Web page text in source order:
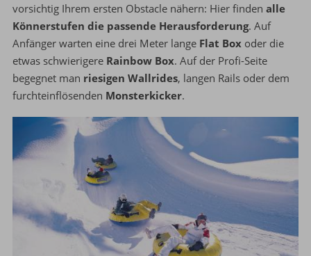
vorsichtig Ihrem ersten Obstacle nähern: Hier findenalle
Könnerstufen die passende Herausforderung. Auf
Anfänger warten eine drei Meter lange Flat Box oder die
etwas schwierigere Rainbow Box. Auf der Profi-Seite
begegnet man riesigen Wallrides, langen Rails oder dem
furchteinflösenden Monsterkicker.